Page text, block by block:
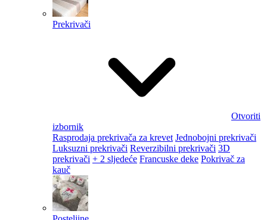
Prekrivači
Otvoriti
izbornik
Rasprodaja prekrivača za krevet Jednobojni prekrivači
Luksuzni prekrivači Reverzibilni prekrivači 3D
prekrivači + 2 sljedeće Francuske deke Pokrivač za
kauč